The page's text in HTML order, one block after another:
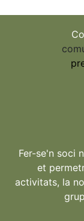
Fer-se'n soci
et
activitats, la